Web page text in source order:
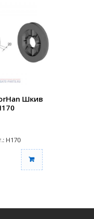
Шкив
H170